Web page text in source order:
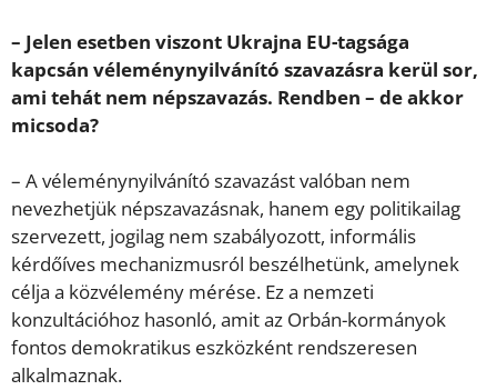
– Jelen esetben viszont Ukrajna EU-tagsága
kapcsán véleménynyilvánító szavazásra kerül sor,
ami tehát nem népszavazás. Rendben – de akkor
micsoda?
– A véleménynyilvánító szavazást valóban nem
nevezhetjük népszavazásnak, hanem egy politikailag
szervezett, jogilag nem szabályozott, informális
kérdőíves mechanizmusról beszélhetünk, amelynek
célja a közvélemény mérése. Ez a nemzeti
konzultációhoz hasonló, amit az Orbán-kormányok
fontos demokratikus eszközként rendszeresen
alkalmaznak.